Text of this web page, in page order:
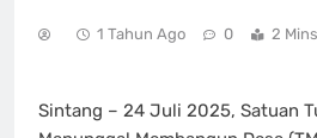
1 Tahun Ago 0 2 Mins
Sintang – 24 Juli 2025, Satuan